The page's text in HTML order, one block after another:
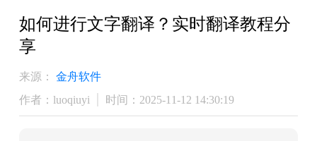
如何进行文字翻译？实时翻译教程分
享
来源：
金舟软件
作者：luoqiuyi
时间：2025-11-12 14:30:19